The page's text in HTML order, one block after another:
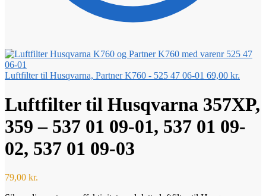
Luftfilter til Husqvarna, Partner K760 - 525 47 06-01 69,00 kr.
Luftfilter til Husqvarna 357XP,
359 – 537 01 09-01, 537 01 09-
02, 537 01 09-03
79,00 kr.